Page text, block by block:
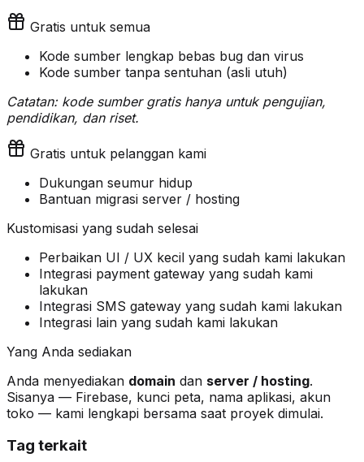
Gratis untuk semua
Kode sumber lengkap bebas bug dan virus
Kode sumber tanpa sentuhan (asli utuh)
Catatan: kode sumber gratis hanya untuk pengujian,
pendidikan, dan riset.
Gratis untuk pelanggan kami
Dukungan seumur hidup
Bantuan migrasi server / hosting
Kustomisasi yang sudah selesai
Perbaikan UI / UX kecil yang sudah kami lakukan
Integrasi payment gateway yang sudah kami
lakukan
Integrasi SMS gateway yang sudah kami lakukan
Integrasi lain yang sudah kami lakukan
Yang Anda sediakan
Anda menyediakan domain dan server / hosting.
Sisanya — Firebase, kunci peta, nama aplikasi, akun
toko — kami lengkapi bersama saat proyek dimulai.
Tag terkait